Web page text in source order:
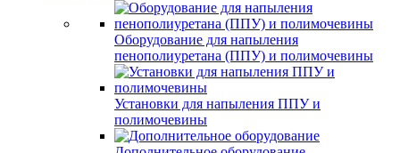
Оборудование для напыления
пенополиуретана (ППУ) и полимочевины
Установки для напыления ППУ и
полимочевины